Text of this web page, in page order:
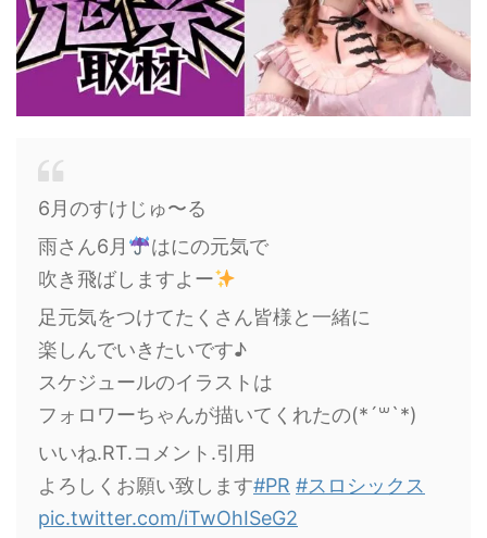
6月のすけじゅ〜る
雨さん6月
はにの元気で
吹き飛ばしますよー
足元気をつけてたくさん皆様と一緒に
楽しんでいきたいです♪
スケジュールのイラストは
フォロワーちゃんが描いてくれたの(*´꒳`*)
いいね.RT.コメント.引用
よろしくお願い致します#PR #スロシックス
pic.twitter.com/iTwOhISeG2